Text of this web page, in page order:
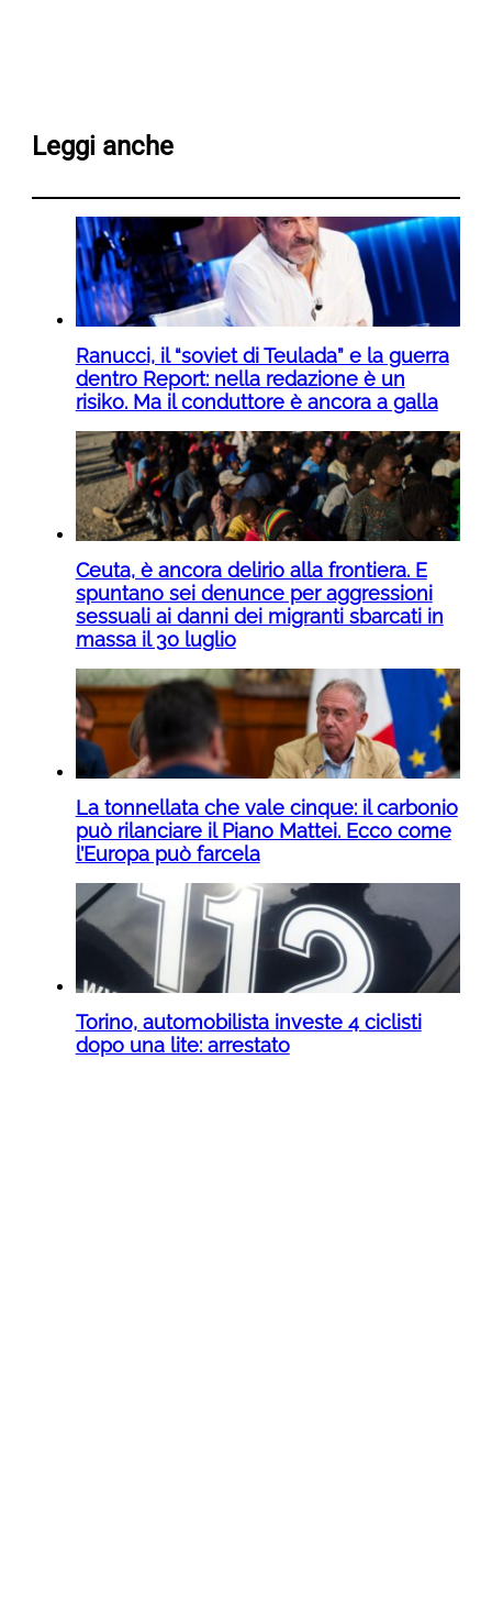
Leggi anche
Ranucci, il “soviet di Teulada” e la guerra
dentro Report: nella redazione è un
risiko. Ma il conduttore è ancora a galla
Ceuta, è ancora delirio alla frontiera. E
spuntano sei denunce per aggressioni
sessuali ai danni dei migranti sbarcati in
massa il 30 luglio
La tonnellata che vale cinque: il carbonio
può rilanciare il Piano Mattei. Ecco come
l’Europa può farcela
Torino, automobilista investe 4 ciclisti
dopo una lite: arrestato